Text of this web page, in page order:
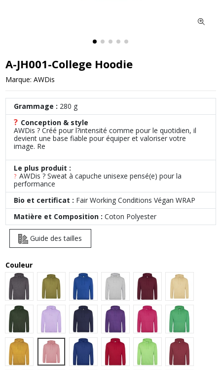
A-JH001-College Hoodie
Marque: AWDis
Grammage : 280 g
? Conception & style
AWDis ? Créé pour l?intensité comme pour le quotidien, il
devient une base fiable pour équiper et valoriser votre
image. Re
Le plus produit :
? AWDis ? Sweat à capuche unisexe pensé(e) pour la
performance
Bio et certificat : Fair Working Conditions Végan WRAP
Matière et Composition : Coton Polyester
Guide des tailles
Couleur
Charcoal Khaki Royal Blue Heather GreyBurgundy Desert Sand
Forest GreenLavender Oxford NavyPurple Hot Pink Kelly Green
Mustard
Dusty Rose
Bright RoyalFire Red Lime Green Brick Red